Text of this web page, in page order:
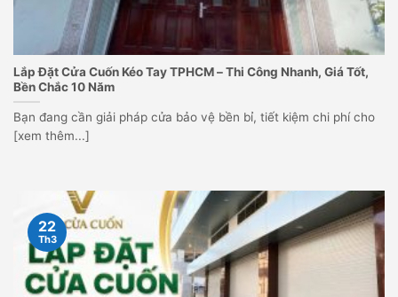
Lắp Đặt Cửa Cuốn Kéo Tay TPHCM – Thi Công Nhanh, Giá Tốt,
Bền Chắc 10 Năm
Bạn đang cần giải pháp cửa bảo vệ bền bỉ, tiết kiệm chi phí cho
[xem thêm...]
22
Th3